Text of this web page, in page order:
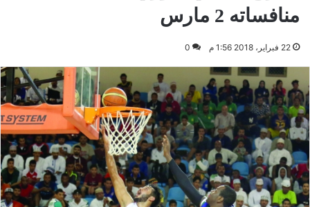
منافساته 2 مارس
22 فبراير، 2018 1:56 م 0